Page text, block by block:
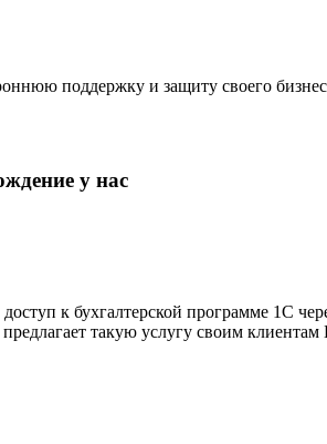
поддержку и защиту своего
у нас
к бухгалтерской программе 1С
предлагает такую услугу своим